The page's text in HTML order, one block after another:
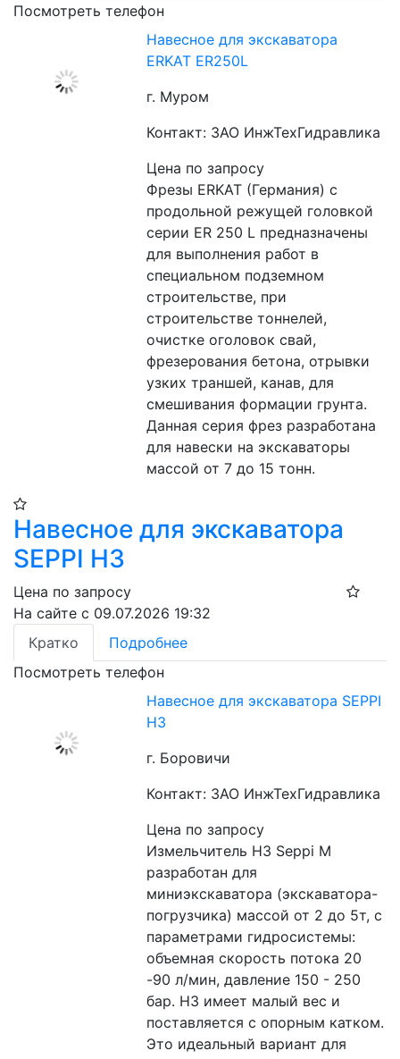
Посмотреть телефон
Навесное для экскаватора
ERKAT ER250L
г. Муром
Контакт: ЗАО ИнжТехГидравлика
Цена по запросу
Фрезы ERKAT (Германия) с
продольной режущей головкой
серии ER 250 L предназначены
для выполнения работ в
специальном подземном
строительстве, при
строительстве тоннелей,
очистке оголовок свай,
фрезерования бетона, отрывки
узких траншей, канав, для
смешивания формации грунта.
Данная серия фрез разработана
для навески на экскаваторы
массой от 7 до 15 тонн.
Навесное для экскаватора
SEPPI H3
Цена по запросу
На сайте с 09.07.2026 19:32
Кратко
Подробнее
Посмотреть телефон
Навесное для экскаватора SEPPI
H3
г. Боровичи
Контакт: ЗАО ИнжТехГидравлика
Цена по запросу
Измельчитель H3 Seppi M
разработан для
миниэкскаватора (экскаватора-
погрузчика) массой от 2 до 5т, с
параметрами гидросистемы:
объемная скорость потока 20
-90 л/мин, давление 150 - 250
бар. H3 имеет малый вес и
поставляется с опорным катком.
Это идеальный вариант для